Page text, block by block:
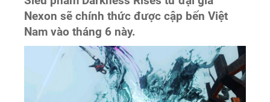
Nexon sẽ chính thức được cập bến Việt
Nam vào tháng 6 này.